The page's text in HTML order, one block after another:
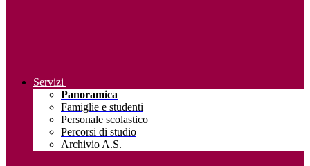
Servizi
Panoramica
Famiglie e studenti
Personale scolastico
Percorsi di studio
Archivio A.S.